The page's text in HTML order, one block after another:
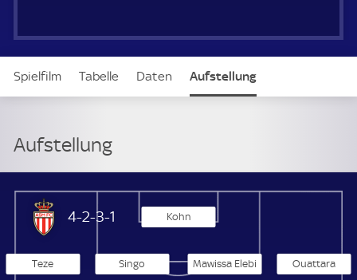
t
e
u
t
Spielfilm Tabelle Daten Aufstellung
Aufstellung
AS Monaco
4-2-3-1 Kohn
Teze Singo Mawissa Elebi Ouattara